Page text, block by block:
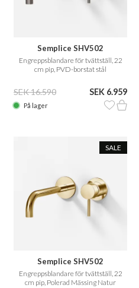
Semplice SHV502
Engreppsblandare för tvättställ, 22
cm pip, PVD-borstat stål
SEK 16.590 SEK 6.959
På lager
SALE
Semplice SHV502
Engreppsblandare för tvättställ, 22
cm pip, Polerad Mässing Natur